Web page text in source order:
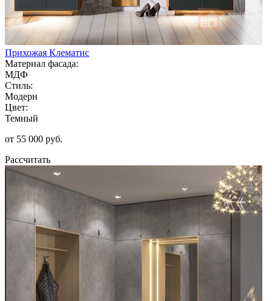
Прихожая Клематис
Материал фасада:
МДФ
Стиль:
Модерн
Цвет:
Темный
от 55 000 руб.
Рассчитать